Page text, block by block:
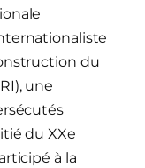
du
une
du XXe
à la